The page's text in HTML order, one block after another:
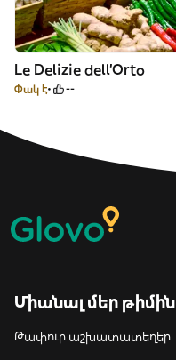
Le Delizie dell’Orto
Փակ է --
Միանալ մեր թիմին
Թափուր աշխատատեղեր